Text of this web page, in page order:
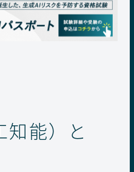
知能）と